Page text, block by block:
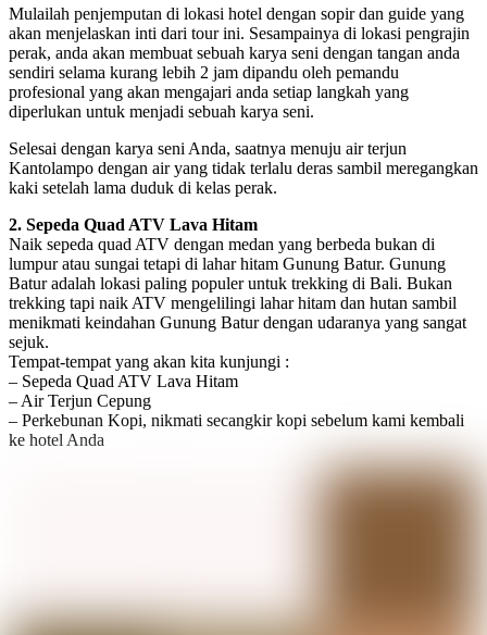
Mulailah penjemputan di lokasi hotel dengan sopir dan guide yang
akan menjelaskan inti dari tour ini. Sesampainya di lokasi pengrajin
perak, anda akan membuat sebuah karya seni dengan tangan anda
sendiri selama kurang lebih 2 jam dipandu oleh pemandu
profesional yang akan mengajari anda setiap langkah yang
diperlukan untuk menjadi sebuah karya seni.
Selesai dengan karya seni Anda, saatnya menuju air terjun
Kantolampo dengan air yang tidak terlalu deras sambil meregangkan
kaki setelah lama duduk di kelas perak.
2. Sepeda Quad ATV Lava Hitam
Naik sepeda quad ATV dengan medan yang berbeda bukan di
lumpur atau sungai tetapi di lahar hitam Gunung Batur. Gunung
Batur adalah lokasi paling populer untuk trekking di Bali. Bukan
trekking tapi naik ATV mengelilingi lahar hitam dan hutan sambil
menikmati keindahan Gunung Batur dengan udaranya yang sangat
sejuk.
Tempat-tempat yang akan kita kunjungi :
– Sepeda Quad ATV Lava Hitam
– Air Terjun Cepung
– Perkebunan Kopi, nikmati secangkir kopi sebelum kami kembali
ke hotel Anda